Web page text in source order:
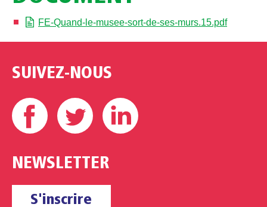
FE-Quand-le-musee-sort-de-ses-murs.15.pdf
SUIVEZ-NOUS
Facebook Twitter
NEWSLETTER
S'inscrire